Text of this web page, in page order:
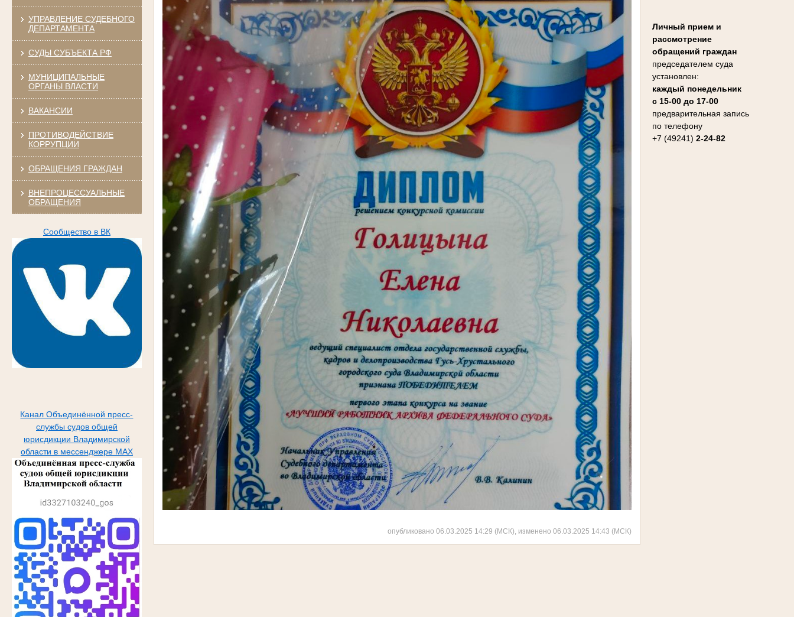
УПРАВЛЕНИЕ СУДЕБНОГО
ДЕПАРТАМЕНТА
СУДЫ СУБЪЕКТА РФ
МУНИЦИПАЛЬНЫЕ
ОРГАНЫ ВЛАСТИ
ВАКАНСИИ
ПРОТИВОДЕЙСТВИЕ
КОРРУПЦИИ
ОБРАЩЕНИЯ ГРАЖДАН
ВНЕПРОЦЕССУАЛЬНЫЕ
ОБРАЩЕНИЯ
Сообщество в ВК
Канал Объединённой пресс-
службы судов общей
юрисдикции Владимирской
области в мессенджере МАХ
Личный прием и
рассмотрение
обращений граждан
председателем суда
установлен:
каждый понедельник
с 15-00 до 17-00
предварительная запись
по телефону
+7 (49241) 2-24-82
опубликовано 06.03.2025 14:29 (МСК), изменено 06.03.2025 14:43 (МСК)